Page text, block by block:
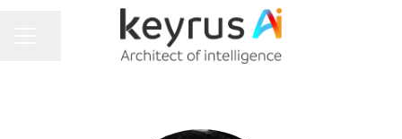
MENU DE CARREIRAS
Compartilhar a página